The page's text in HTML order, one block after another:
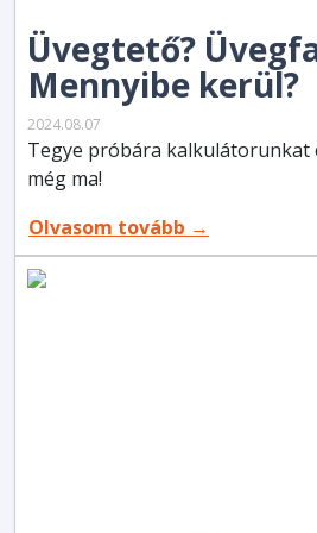
Üvegtető?
Mennyibe kerül?
2024.08.07
Tegye próbára kalkulátorunkat
még ma!
Olvasom tovább →